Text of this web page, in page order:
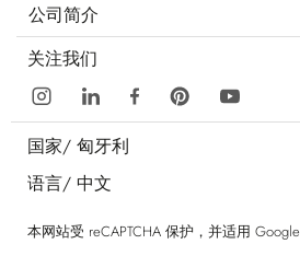
公司简介
关注我们
国家/ 匈牙利
语言/ 中文
本网站受 reCAPTCHA 保护，并适用 Google